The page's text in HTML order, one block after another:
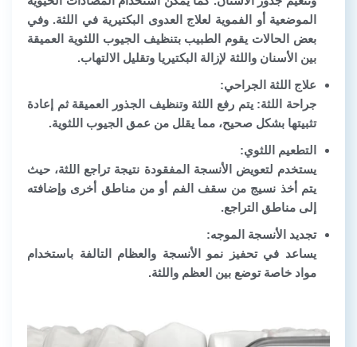
الموضعية أو الفموية لعلاج العدوى البكتيرية في اللثة. وفي
بعض الحالات يقوم الطبيب بتنظيف الجيوب اللثوية العميقة
بين الأسنان واللثة لإزالة البكتيريا وتقليل الالتهاب.
علاج اللثة الجراحي:
جراحة اللثة: يتم رفع اللثة وتنظيف الجذور العميقة ثم إعادة
تثبيتها بشكل صحيح، مما يقلل من عمق الجيوب اللثوية.
التطعيم اللثوي:
يستخدم لتعويض الأنسجة المفقودة نتيجة تراجع اللثة، حيث
يتم أخذ نسيج من سقف الفم أو من مناطق أخرى وإضافته
إلى مناطق التراجع.
تجديد الأنسجة الموجه:
يساعد في تحفيز نمو الأنسجة والعظام التالفة باستخدام
مواد خاصة توضع بين العظم واللثة.